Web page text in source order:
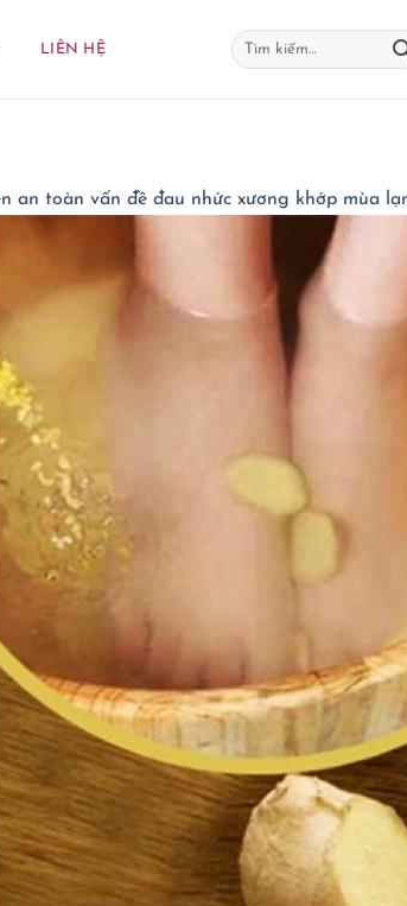
LIÊN HỆ
Tìm
kiếm:
an toàn vấn đề đau nhức xương khớp mùa